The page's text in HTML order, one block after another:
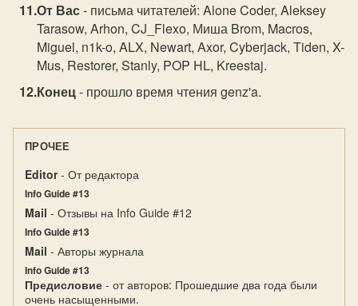
От Вас- письма читателей: Alone Coder, Aleksey
Tarasow, Arhon, CJ_Flexo, Миша Brom, Macros,
Miguel, n1k-o, ALX, Newart, Axor, Cyberjack, Tiden, X-
Mus, Restorer, Stanly, POP HL, Kreestaj.
Конец- прошло время чтения genz'a.
ПРОЧЕЕ
Editor- От редактора
Info Guide #13
Mail - Отзывы на Info Guide #12
Info Guide #13
Mail - Авторы журнала
Info Guide #13
Предисловие - от авторов: Прошедшие два года были
очень насыщенными.